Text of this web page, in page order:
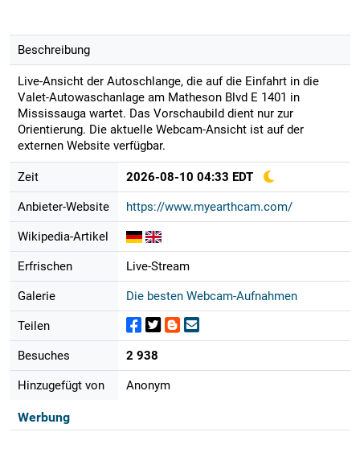
Beschreibung
Live-Ansicht der Autoschlange, die auf die Einfahrt in die
Valet-Autowaschanlage am Matheson Blvd E 1401 in
Mississauga wartet. Das Vorschaubild dient nur zur
Orientierung. Die aktuelle Webcam-Ansicht ist auf der
externen Website verfügbar.
Zeit 2026-08-10 04:33 EDT
Anbieter-Website https://www.myearthcam.com/
Wikipedia-Artikel
Erfrischen Live-Stream
Galerie Die besten Webcam-Aufnahmen
Teilen
Besuches 2 938
Hinzugefügt von Anonym
Werbung